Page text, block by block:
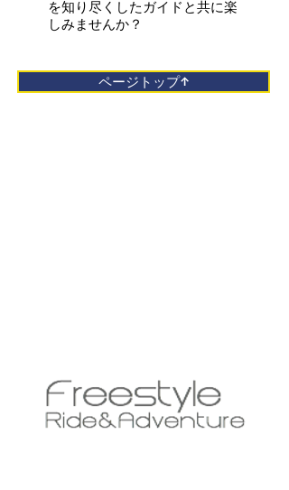
を知り尽くしたガイドと共に楽
しみませんか？
ページトップ↑